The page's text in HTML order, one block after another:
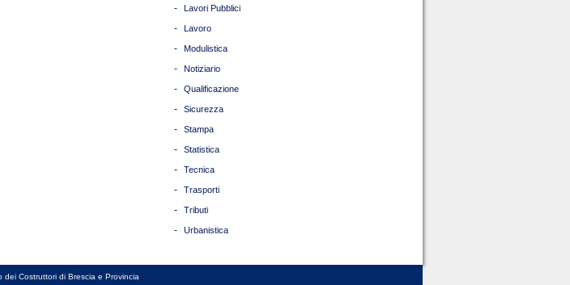
- Lavori Pubblici
- Lavoro
- Modulistica
- Notiziario
- Qualificazione
- Sicurezza
- Stampa
- Statistica
- Tecnica
- Trasporti
- Tributi
- Urbanistica
dei Costruttori di Brescia e Provincia